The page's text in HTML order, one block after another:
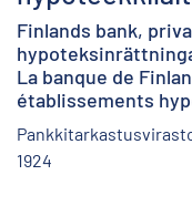
Finlands bank,
La banque de
établissements
1924